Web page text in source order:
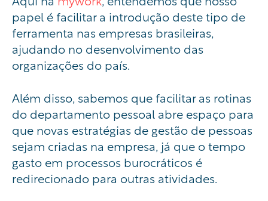
papel é facilitar a introdução deste tipo de
ferramenta nas empresas brasileiras,
ajudando no desenvolvimento das
organizações do país.
Além disso, sabemos que facilitar as rotinas
do departamento pessoal abre espaço para
que novas estratégias de gestão de pessoas
sejam criadas na empresa, já que o tempo
gasto em processos burocráticos é
redirecionado para outras atividades.